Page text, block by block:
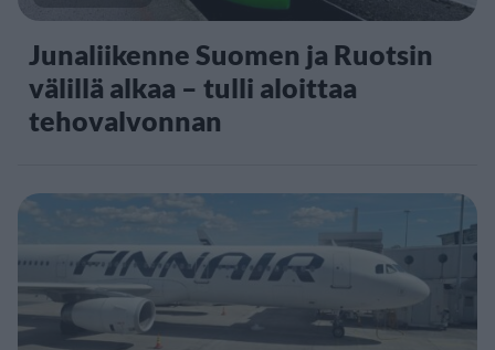
Junaliikenne Suomen ja Ruotsin
välillä alkaa – tulli aloittaa
tehovalvonnan